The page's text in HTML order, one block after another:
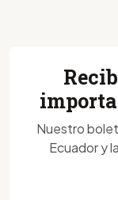
Nuestro
Ecuador y